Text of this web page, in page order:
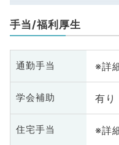
手当/福利厚生
通勤手当 ※詳
学会補助 有り
住宅手当 ※詳